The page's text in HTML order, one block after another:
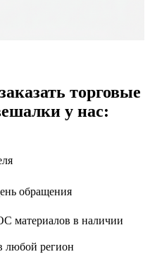
торговые
у нас:
обращения
материалов в наличии
любой регион